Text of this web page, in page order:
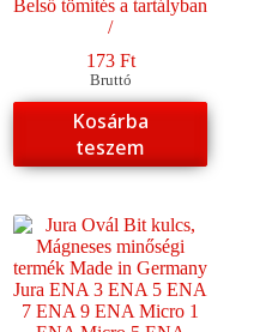
Belső tömítés a tartályban
/
173 Ft
Bruttó
Kosárba
teszem